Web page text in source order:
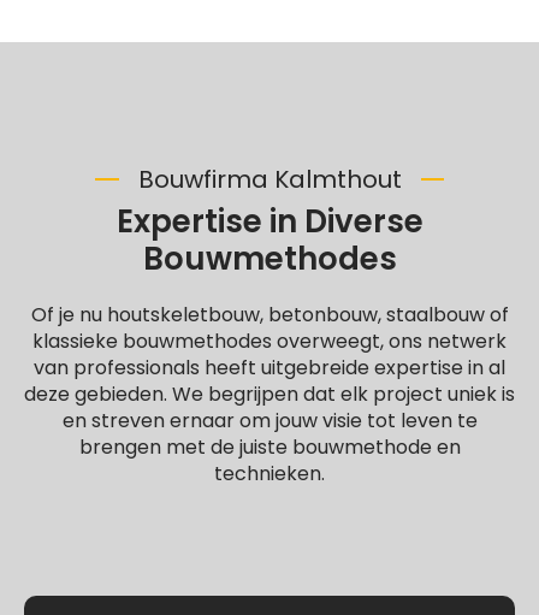
Bouwfirma Kalmthout
Expertise in Diverse
Bouwmethodes
Of je nu houtskeletbouw, betonbouw, staalbouw of
klassieke bouwmethodes overweegt, ons netwerk
van professionals heeft uitgebreide expertise in al
deze gebieden. We begrijpen dat elk project uniek is
en streven ernaar om jouw visie tot leven te
brengen met de juiste bouwmethode en
technieken.